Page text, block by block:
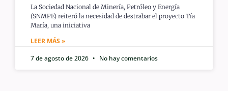
La Sociedad Nacional de Minería, Petróleo y Energía
(SNMPE) reiteró la necesidad de destrabar el proyecto Tía
María, una iniciativa
LEER MÁS »
7 de agosto de 2026
No hay comentarios